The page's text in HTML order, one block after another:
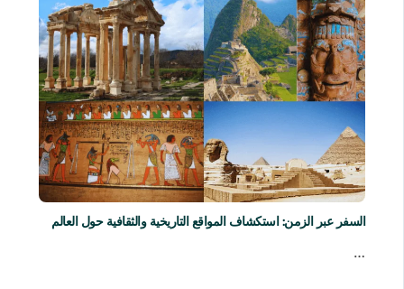
السفر عبر الزمن: استكشاف المواقع التاريخية والثقافية حول العالم
…